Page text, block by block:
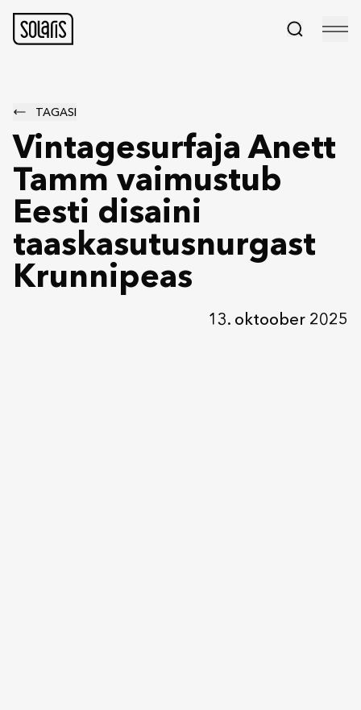
TAGASI
Vintagesurfaja Anett
Tamm vaimustub
Eesti disaini
taaskasutusnurgast
Krunnipeas
13. oktoober 2025